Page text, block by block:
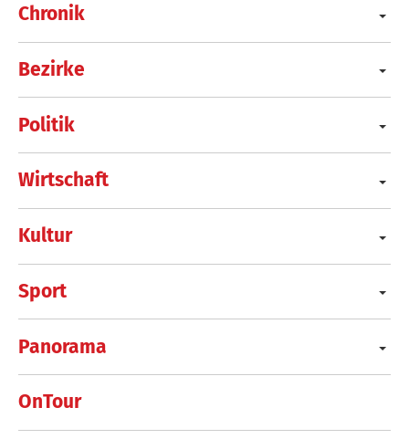
Chronik
Bezirke
Politik
Wirtschaft
Kultur
Sport
Panorama
OnTour